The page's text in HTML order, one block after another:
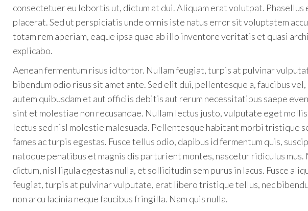
consectetuer eu lobortis ut, dictum at dui. Aliquam erat volutpat. Phasellus
placerat. Sed ut perspiciatis unde omnis iste natus error sit voluptatem
totam rem aperiam, eaque ipsa quae ab illo inventore veritatis et quasi
explicabo.
Aenean fermentum risus id tortor. Nullam feugiat, turpis at pulvinar
bibendum odio risus sit amet ante. Sed elit dui, pellentesque a, faucibus
autem quibusdam et aut officiis debitis aut rerum necessitatibus saepe
sint et molestiae non recusandae. Nullam lectus justo, vulputate eget
lectus sed nisl molestie malesuada. Pellentesque habitant morbi tristique
fames ac turpis egestas. Fusce tellus odio, dapibus id fermentum quis,
natoque penatibus et magnis dis parturient montes, nascetur ridiculus
dictum, nisl ligula egestas nulla, et sollicitudin sem purus in lacus. Fusce
feugiat, turpis at pulvinar vulputate, erat libero tristique tellus, nec
non arcu lacinia neque faucibus fringilla. Nam quis nulla.